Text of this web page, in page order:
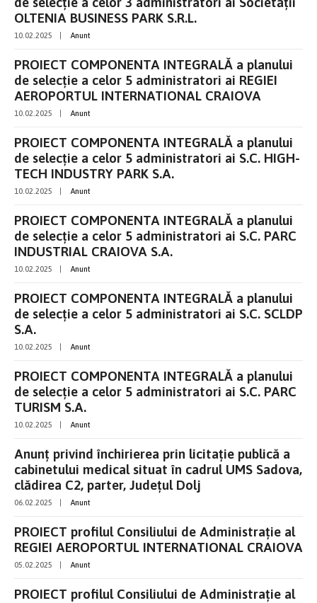
OLTENIA BUSINESS PARK S.R.L.
10.02.2025 Anunt
PROIECT COMPONENTA INTEGRALĂ a planului
de selecție a celor 5 administratori ai REGIEI
AEROPORTUL INTERNATIONAL CRAIOVA
10.02.2025 Anunt
PROIECT COMPONENTA INTEGRALĂ a planului
de selecție a celor 5 administratori ai S.C. HIGH-
TECH INDUSTRY PARK S.A.
10.02.2025 Anunt
PROIECT COMPONENTA INTEGRALĂ a planului
de selecție a celor 5 administratori ai S.C. PARC
INDUSTRIAL CRAIOVA S.A.
10.02.2025 Anunt
PROIECT COMPONENTA INTEGRALĂ a planului
de selecție a celor 5 administratori ai S.C. SCLDP
S.A.
10.02.2025 Anunt
PROIECT COMPONENTA INTEGRALĂ a planului
de selecție a celor 5 administratori ai S.C. PARC
TURISM S.A.
10.02.2025 Anunt
Anunț privind închirierea prin licitație publică a
cabinetului medical situat în cadrul UMS Sadova,
clădirea C2, parter, Județul Dolj
06.02.2025 Anunt
PROIECT profilul Consiliului de Administrație al
REGIEI AEROPORTUL INTERNATIONAL CRAIOVA
05.02.2025 Anunt
PROIECT profilul Consiliului de Administrație al